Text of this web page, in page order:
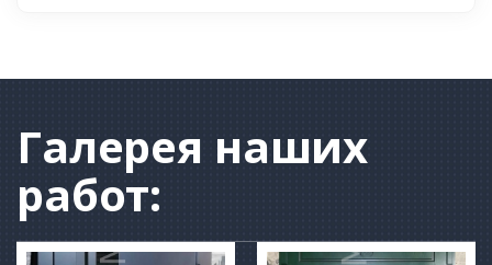
Галерея наших
работ: